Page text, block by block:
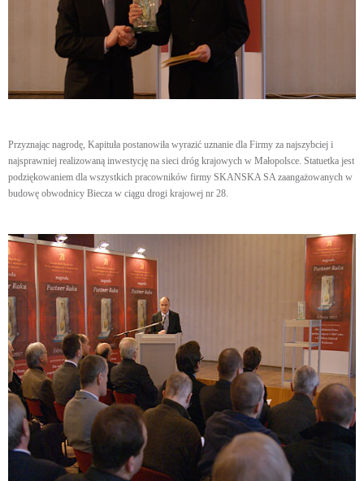
Przyznając nagrodę, Kapituła postanowiła wyrazić uznanie dla Firmy za najszybciej i
najsprawniej realizowaną inwestycję na sieci dróg krajowych w Małopolsce. Statuetka jest
podziękowaniem dla wszystkich pracowników firmy SKANSKA SA zaangażowanych w
budowę obwodnicy Biecza w ciągu drogi krajowej nr 28.